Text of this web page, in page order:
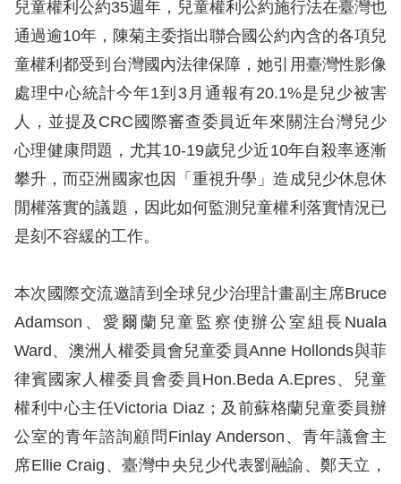
資
料
庫
無
礙
快
捷
鍵
擇
語
言
兒少版
兒童權利公約35週年，兒童權利公約施行法在臺灣也
通過逾10年，陳菊主委指出聯合國公約內含的各項兒
童權利都受到台灣國內法律保障，她引用臺灣性影像
處理中心統計今年1到3月通報有20.1%是兒少被害
人，並提及CRC國際審查委員近年來關注台灣兒少
心理健康問題，尤其10-19歲兒少近10年自殺率逐漸
攀升，而亞洲國家也因「重視升學」造成兒少休息休
閒權落實的議題，因此如何監測兒童權利落實情況已
是刻不容緩的工作。
本次國際交流邀請到全球兒少治理計畫副主席Bruce
Adamson、愛爾蘭兒童監察使辦公室組長Nuala
Ward、澳洲人權委員會兒童委員Anne Hollonds與菲
律賓國家人權委員會委員Hon.Beda A.Epres、兒童
權利中心主任Victoria Diaz；及前蘇格蘭兒童委員辦
公室的青年諮詢顧問Finlay Anderson、青年議會主
席Ellie Craig、臺灣中央兒少代表劉融諭、鄭天立，